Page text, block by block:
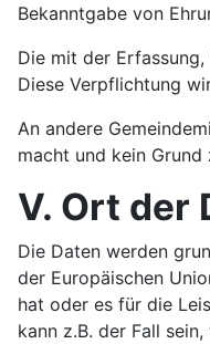
Bekanntgabe von
Die mit der
Diese Verpflichtung
An andere
macht und kein
V. Ort der
Die Daten werden
der Europäischen
hat oder es für die
kann z.B. der Fall